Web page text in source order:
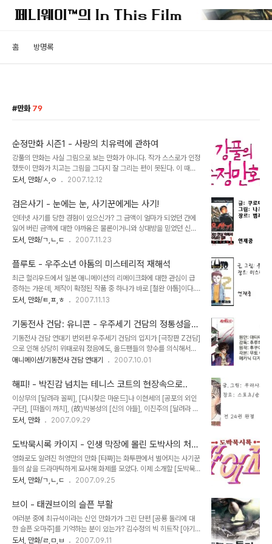
홈 방명록
만화 79
순정만화 시즌1 - 사랑의 치유력에 관하여
강풀의 만화는 사실 그림으로 보는 만화가 아니다. 작가 스스로가 인정
했듯이 만화가 치고는 그림을 그다지 잘 그리는 편이 못된다. 이 때문
에 그는 친구나 지인들을 불러다가 모델을 서게 만든 뒤 디카로 찍은
작화를 선보이는 것이 아님에도 불구하고 인터넷 만화가로 유명해진
비결은 과연 무엇일까? 만화가 강풀(본명: 강도영). 푸짐한(?) 외모처
럼 스토리도 따뜻하며 인간적이다 강풀의 만화는 마음으로 보는 만화
이기 때문이다. 주로 [일쌍다반사]같은 단편만화에 치중해 토사물이나
화장실을 이용한 개그를 선보여 '엽기 만화가'의 이미지가 강했던 강풀
촌스럽게 [순정만화]란다. 필자도..
도서, 만화/ㅅ,ㅇ 2007.12.12
검은사기 - 눈에는 눈, 사기꾼에게는 사기!
인터넷 사기를 당한 경험이 있으신가? 그 금액이 얼마가 되었던 간에
잃어 버린 금액에 대한 아까움은 물론이거니와 상대방을 믿었던 신뢰
를 배신당했을 때 느끼는 더러운 기분은 이루 말로 표현할 수가 없다.
가하고 있고, 그 수법도 갈수록 교묘해지고 있는게 현실이다. 인터넷
사기피해 정보 사이트 더 치트 (http://www.thecheat.co.kr) 사기
는 피해자의 금전뿐만아니라 극심한 정신적 스트레스를 준다는 측면
에서 볼때 다른 범죄보다 월등히 악질 범죄다. 아마 사기를 당해본 사
람이라면 사기꾼들에게 느끼는 분노게이지가 하늘을 찌를 것이라고
소액사기의 경우 피해자가 겪은 정..
도서, 만화/ㄱ,ㄴ,ㄷ 2007.11.23
플루토 - 우주소년 아톰의 미스테리적 재해석
최근 헐리우드에서 일본 애니메이션의 리메이크화에 대한 관심이 급
증하는 가운데, 제작이 확정된 작품 중 하나가 바로 [철완 아톰]이다.
한국에는 [우주소년 아톰]으로 소개된 이 작품은 1963년 거장 데즈카
컬러판으로 리메이크된 작품이 영어권 지역에 수출되면서 선풍적인
인기를 누렸다. 이번에 제작될 헐리우드판 아톰, [아스트로 보이]는
3D 애니메이션으로 재탄생해 선보일 예정이다. 세월을 뛰어넘어 여
전히 인기를 얻고 있는 아톰. 곧 3D 애니메이션으로 선보일 예정이다.
그런데, 최근 일본에서 또다른 아톰의 리메이크 버전이 먼저 선을 보였
기 소년]의 우라사와 나오키였다..
도서, 만화/ㅌ,ㅍ,ㅎ 2007.11.13
기동전사 건담: 유니콘 - 우주세기 건담의 정통성을
살릴 기대주
기동전사 건담 연대기 번외편 우주세기 건담의 입지가 [극장판 Z건담]
으로 인해 상당히 위태로워 졌음에도, 올드팬들의 향수를 의식해서인
지, 아니면 '일년전쟁'을 빼놓고는 건담의 정체성을 유지하기 힘들다는
명칭은 [기동전사 건담 UC] ,속칭 [건담 유니콘]이다. 타이틀에 쓰인
UC가 유니콘(Unicon)의 약자이긴 하지만 동시에 우주세기
(Universal Century)의 약자이기도 하기 때문에 이 중의적인 타이
틀은 다분히 '우주세기 건담'으로의 회귀를 적극적으로 어필하려는 의
도다. 우주세기 건담으로 회귀하려는 의도가 분명한 [건담 유니콘] 하
먼저 출간된 [건담 유니콘]..
애니메이션/기동전사 건담 연대기 2007.10.01
해피! - 박진감 넘치는 테니스 코트의 현장속으로..
이상무의 [달려라 꼴찌], [다시찾은 마운드]나 이현세의 [공포의 외인
구단], [떠돌이 까치], (故)박봉성의 [신의 아들], 이진주의 [달려라 하
니], 허영만의 [2시간 10분] 등이 나타내는 공통점은 무엇일까? 한국
룬 만화들이 있다는 것이다. 한국 만화가 전성기를 이루던 1980년대
에 스포츠는 만화 속에서 가장 많이 애용되는 소재였으며, 신인 만화가
들에게 있어서도 스포츠물은 일종의 등용문과 같은 역할을 했다. 한때
국내 만화에서 스포츠라는 소재를 빼놓을 수 없던 시절이 있었다. 일전
의 [몬스터] 리뷰에서 소개한 우라사와 나오키는 스릴러물에 탁월한
는가? 그의 대표작 중 [야와..
도서, 만화 2007.09.29
도박묵시록 카이지 - 인생 막장에 몰린 도박사의 처절
한 심리극
영화로도 알려진 허영만의 만화 [타짜]는 화투판에서 벌어지는 사기꾼
들의 삶을 드라마틱하게 묘사해 화제를 모았다. 이제 소개할 [도박묵
시록 카이지]도 같은 도박을 소재로 한 만화이지만 처절할 정도의 상
화투판에서 벌어지는 사기 도박사들의 암투를 그린 허영만의 [타짜].
하는 일없이 큰거 한방에 인생 역전할 허영심만 꿈꾸던 백수 카이지가
우연히 잘못 선 빚보증에 발목을 잡혀서 그로인해 짊어지게 되는 도박
의 늪은 신체적 고통이나 유혈극 보다도 훨씬 더 무시무시한 심리적 압
박으로 독자들의 간담을 서늘케 한다. 빠져나오려고 발버둥칠수록 더
도서, 만화/ㄱ,ㄴ,ㄷ 2007.09.25
브이 - 태권브이의 슬픈 부활
여러분 중에 최규석이라는 신인 만화가가 그린 단편 [공룡 둘리에 대
한 슬픈 오마주]를 기억하는 분이 있는가? 김수정의 빅 히트작 [아기
공룡 둘리]에 바치는 오마주이긴 해도, 태생이 명랑만화였던 원작과는
도서, 만화/ㄹ,ㅁ,ㅂ 2007.09.11